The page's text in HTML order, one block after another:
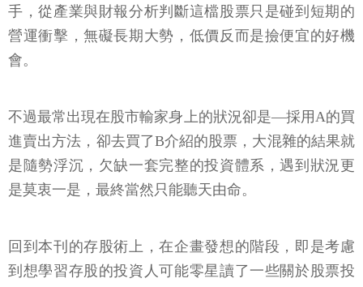
手，從產業與財報分析判斷這檔股票只是碰到短期的
營運衝擊，無礙長期大勢，低價反而是撿便宜的好機
會。
不過最常出現在股市輸家身上的狀況卻是—採用A的買
進賣出方法，卻去買了B介紹的股票，大混雜的結果就
是隨勢浮沉，欠缺一套完整的投資體系，遇到狀況更
是莫衷一是，最終當然只能聽天由命。
回到本刊的存股術上，在企畫發想的階段，即是考慮
到想學習存股的投資人可能零星讀了一些關於股票投